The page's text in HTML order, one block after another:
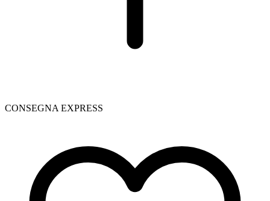
CONSEGNA EXPRESS